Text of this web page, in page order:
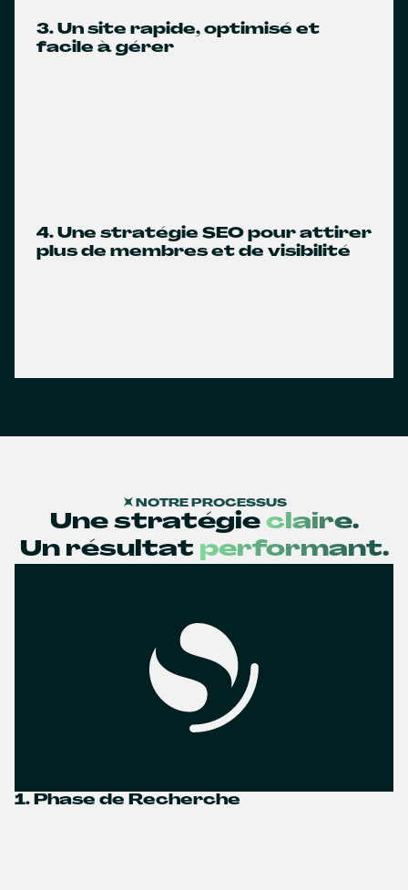
3. Un site rapide, optimisé et
facile à gérer
4. Une stratégie SEO pour attirer
plus de membres et de visibilité
NOTRE PROCESSUS
Une stratégie claire.
Un résultat performant.
1. Phase de Recherche